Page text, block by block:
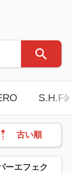
古い順
ーエフェク